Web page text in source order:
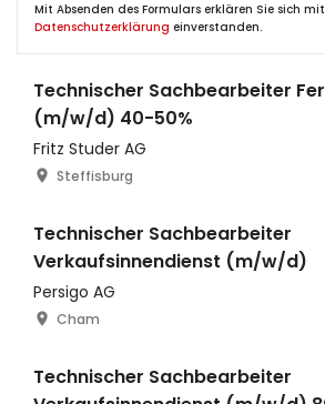
Mit Absenden des Formulars erklären Sie sich
Datenschutzerklärung einverstanden.
Technischer Sachbearbeiter
(m/w/d) 40-50%
Fritz Studer AG
Steffisburg
Technischer Sachbearbeiter
Verkaufsinnendienst (m/w/d)
Persigo AG
Cham
Technischer Sachbearbeiter